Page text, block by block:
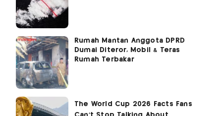
Rumah Mantan Anggota DPRD
Dumai Diteror, Mobil & Teras
Rumah Terbakar